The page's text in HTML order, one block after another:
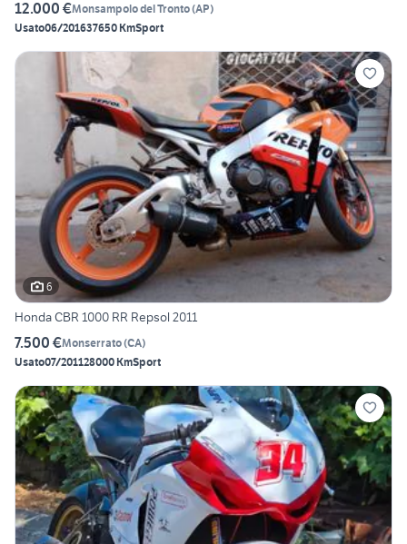
12.000 €Monsampolo del Tronto(AP)
Usato06/201637650 KmSport
6
Honda CBR 1000 RR Repsol 2011
7.500 €Monserrato(CA)
Usato07/201128000 KmSport